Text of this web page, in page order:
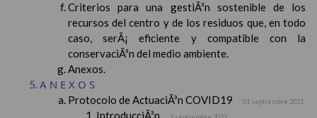
Criterios para una gestiÃ³n sostenible de los
recursos del centro y de los residuos que, en todo
caso, serÃ¡ eficiente y compatible con la
conservaciÃ³n del medio ambiente.
Anexos.
ANEXOS
Protocolo de ActuaciÃ³n COVID19 01 septiembre 2021
IntroducciÃ³n